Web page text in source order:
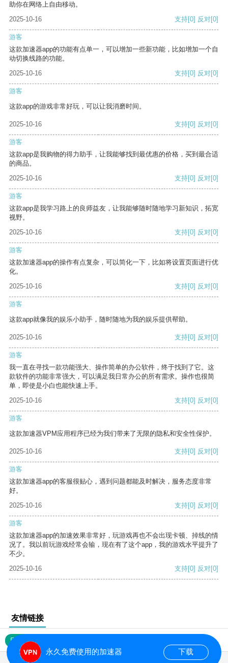
助你在网络上自由移动。
2025-10-16
支持[0] 反对[0]
游客
这款加速器app的功能有点单一，可以增加一些新功能，比如增加一个自
动切换线路的功能。
2025-10-16
支持[0] 反对[0]
游客
这款app的游戏非常好玩，可以让我消磨时间。
2025-10-16 支持[0] 反对[0]
游客
这款app是我购物的得力助手，让我能够找到最优惠的价格，买到最合适
的商品。
2025-10-16
支持[0] 反对[0]
游客
这款app是我学习路上的良师益友，让我能够随时随地学习新知识，拓宽
视野。
2025-10-16
支持[0] 反对[0]
游客
这款加速器app的操作有点复杂，可以简化一下，比如将设置页面进行优
化。
2025-10-16
支持[0] 反对[0]
游客
这款app就像我的娱乐小助手，随时随地为我的娱乐提供帮助。
2025-10-16 支持[0] 反对[0]
游客
我一直在寻找一款功能强大、操作简单的办公软件，终于找到了它。这
款软件的功能非常强大，可以满足我日常办公的所有需求。操作也很简
单，即使是小白也能快速上手。
2025-10-16
支持[0] 反对[0]
游客
这款加速器VPM应用程序已经为我们带来了无限的隐私和安全性保护。
2025-10-16 支持[0] 反对[0]
游客
这款加速器app的客服很贴心，遇到问题都能及时解决，服务态度非常
好。
2025-10-16
支持[0] 反对[0]
游客
这款加速器app的加速效果非常好，玩游戏再也不会出现卡顿、掉线的情
况了。我以前玩游戏经常会输，现在有了这个app，我的游戏水平提升了
不少。
2025-10-16
支持[0] 反对[0]
友情链接
网站地图
永久免费使用的加速器 下载